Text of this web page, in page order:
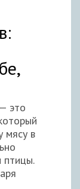
это
мясу в
птицы.